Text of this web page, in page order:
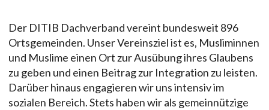
Der DITIB Dachverband vereint bundesweit 896
Ortsgemeinden. Unser Vereinsziel ist es, Musliminnen
und Muslime einen Ort zur Ausübung ihres Glaubens
zu geben und einen Beitrag zur Integration zu leisten.
Darüber hinaus engagieren wir uns intensiv im
sozialen Bereich. Stets haben wir als gemeinnützige